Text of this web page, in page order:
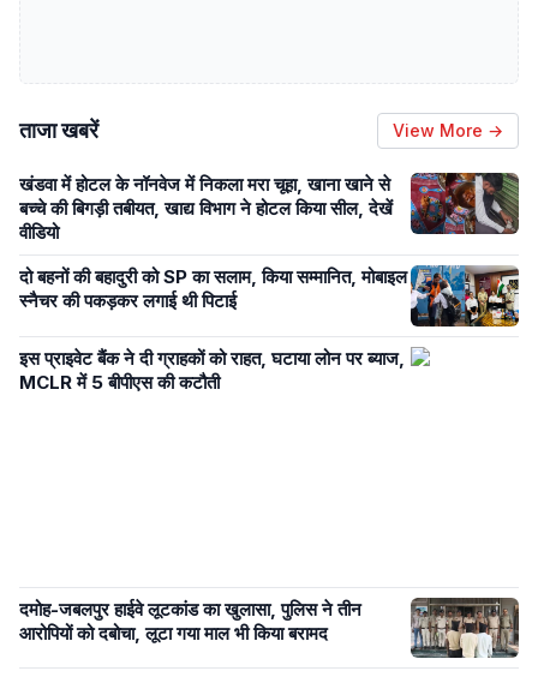
ताजा खबरें View More →
खंडवा में होटल के नॉनवेज में निकला मरा चूहा, खाना खाने से
बच्चे की बिगड़ी तबीयत, खाद्य विभाग ने होटल किया सील, देखें
वीडियो
दो बहनों की बहादुरी को SP का सलाम, किया सम्मानित, मोबाइल
स्नैचर की पकड़कर लगाई थी पिटाई
इस प्राइवेट बैंक ने दी ग्राहकों को राहत, घटाया लोन पर ब्याज,
MCLR में 5 बीपीएस की कटौती
दमोह-जबलपुर हाईवे लूटकांड का खुलासा, पुलिस ने तीन
आरोपियों को दबोचा, लूटा गया माल भी किया बरामद